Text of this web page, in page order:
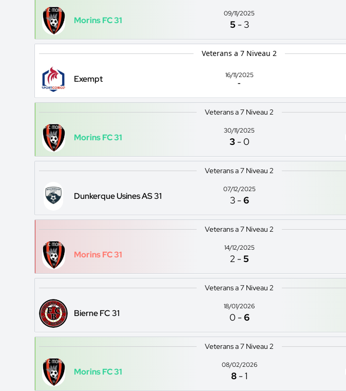
Morins FC 31
09/11/2025
5 - 3
Veterans a 7 Niveau 2
Exempt
16/11/2025
-
Veterans a 7 Niveau 2
Morins FC 31
30/11/2025
3 -0
Veterans a 7 Niveau 2
Dunkerque Usines AS 31
07/12/2025
3 -6
Veterans a 7 Niveau 2
Morins FC 31
14/12/2025
2 -5
Veterans a 7 Niveau 2
Bierne FC 31
18/01/2026
0 -6
Veterans a 7 Niveau 2
Morins FC 31
08/02/2026
8 -1